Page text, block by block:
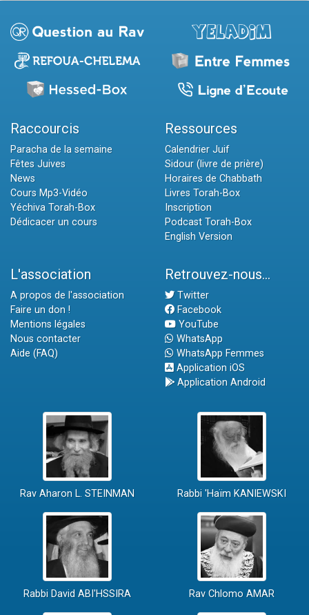
Raccourcis
Paracha de la semaine
Fêtes Juives
News
Cours Mp3-Vidéo
Yéchiva Torah-Box
Dédicacer un cours
Ressources
Calendrier Juif
Sidour (livre de prière)
Horaires de Chabbath
Livres Torah-Box
Inscription
Podcast Torah-Box
English Version
L'association
A propos de l'association
Faire un don !
Mentions légales
Nous contacter
Aide (FAQ)
Retrouvez-nous...
Twitter
Facebook
YouTube
WhatsApp
WhatsApp Femmes
Application iOS
Application Android
Rav Aharon L. STEINMAN Rabbi 'Haïm KANIEWSKI
Rabbi David ABI'HSSIRA Rav Chlomo AMAR